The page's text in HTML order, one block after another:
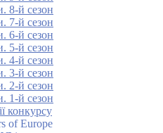
8-й сезон
7-й сезон
6-й сезон
5-й сезон
4-й сезон
3-й сезон
2-й сезон
1-й сезон
конкурсу
of Europe